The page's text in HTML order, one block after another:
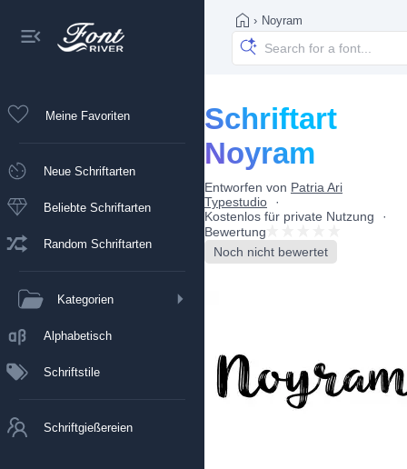
Meine Favoriten
Neue Schriftarten
Beliebte Schriftarten
Random Schriftarten
Kategorien
Alphabetisch
Schriftstile
Schriftgießereien
› Noyram
Schriftart
Noyram
Entworfen von Patria Ari
Typestudio
Kostenlos für private Nutzung
Bewertung
Noch nicht bewertet